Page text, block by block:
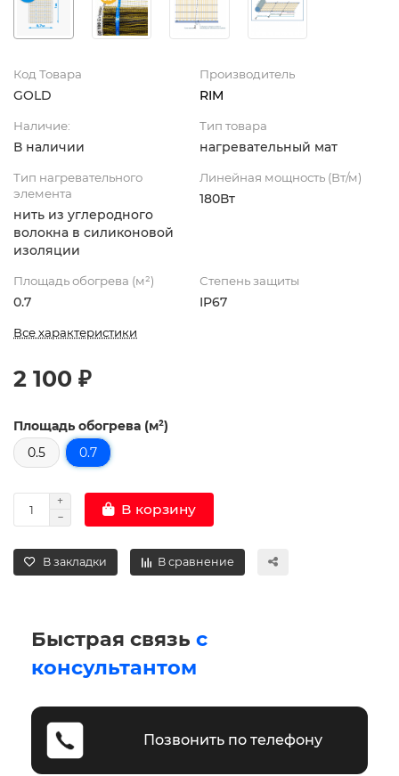
Код Товара
GOLD
Производитель
RIM
Наличие:
В наличии
Тип товара
нагревательный мат
Тип нагревательного
элемента
нить из углеродного
волокна в силиконовой
изоляции
Линейная мощность (Вт/м)
180Вт
Площадь обогрева (м²)
0.7
Степень защиты
IP67
Все характеристики
2 100 ₽
Площадь обогрева (м²)
0.5
0.7
В корзину
В закладки В сравнение
Быстрая связь с
консультантом
Позвонить по телефону